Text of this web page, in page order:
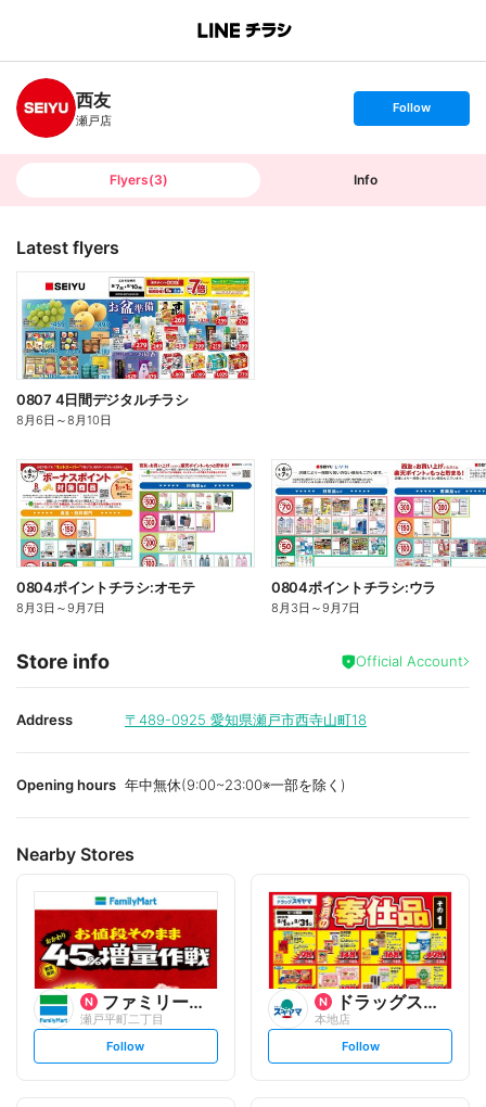
B
n
c
h
T
西友
瀬戸店
s
t
o
Follow
Flyers(3) Info
Latest flyers
0807 4日間デジタルチラシ
8月6日 ～8月10日
0804ポイントチラシ:オモテ
8月3日 ～9月7日
0804ポイントチラシ:ウラ
8月3日 ～9月7日
Store info Official Account
Address 〒489-0925 愛知県瀬戸市西寺山町18
Opening hours 年中無休(9:00~23:00※一部を除く)
Nearby Stores
ファミリーマート
瀬戸平町二丁目
s
t
Follow
ドラッグスギヤマ
本地店
s
t
Follow